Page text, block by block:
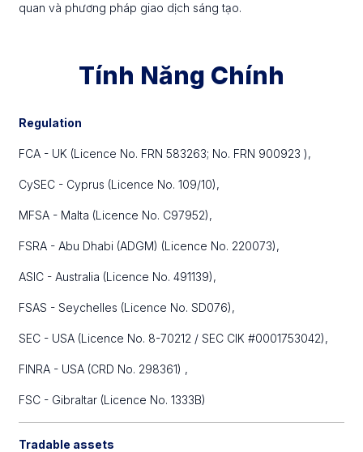
quan và phương pháp giao dịch sáng tạo.
Tính Năng Chính
Regulation
FCA - UK (Licence No. FRN 583263; No. FRN 900923 ),
CySEC - Cyprus (Licence No. 109/10),
MFSA - Malta (Licence No. C97952),
FSRA - Abu Dhabi (ADGM) (Licence No. 220073),
ASIC - Australia (Licence No. 491139),
FSAS - Seychelles (Licence No. SD076),
SEC - USA (Licence No. 8-70212 / SEC CIK #0001753042),
FINRA - USA (CRD No. 298361) ,
FSC - Gibraltar (Licence No. 1333B)
Tradable assets